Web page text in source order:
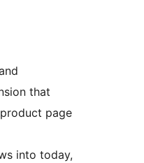
that
page
into today,